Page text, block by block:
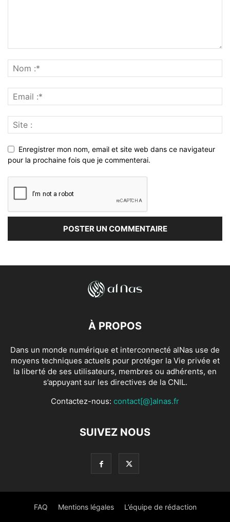
Enregistrer mon nom, email et site web dans ce navigateur
pour la prochaine fois que je commenterai.
À PROPOS
Dans un monde numérique et interconnecté alNas use de
moyens techniques actuels pour protéger la Vie privée et
la liberté de ses utilisateurs, membres ou adhérents, en
s’appuyant sur les directives de la CNIL.
Contactez-nous: contact[@]alnas.fr
SUIVEZ NOUS
FAQ Mentions légales L’équipe de rédaction